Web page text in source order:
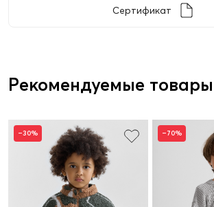
Сертификат
Рекомендуемые товары
–30% –70%